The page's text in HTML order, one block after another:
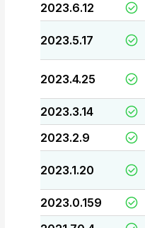
2023.6.12
2023.5.17
2023.4.25
2023.3.14
2023.2.9
2023.1.20
2023.0.159